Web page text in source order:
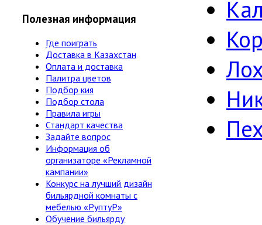
Полезная информация
Где поиграть
Доставка в Казахстан
Оплата и доставка
Палитра цветов
Подбор кия
Подбор стола
Правила игры
Стандарт качества
Задайте вопрос
Информация об
организаторе «Рекламной
кампании»
Конкурс на лучший дизайн
бильярдной комнаты с
мебелью «РуптуР»
Обучение бильярду